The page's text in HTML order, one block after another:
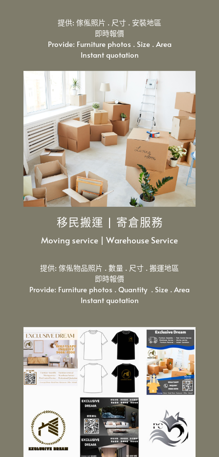
提供: 傢俬照片 . 尺寸 . 安裝地區
即時報價
Provide: Furniture photos . Size . Area
Instant quotation
移民搬運 | 寄倉服務
Moving service | Warehouse Service
提供: 傢俬物品照片 . 數量 . 尺寸 . 搬運地區
即時報價
Provide: Furniture photos . Quantity . Size . Area
Instant quotation